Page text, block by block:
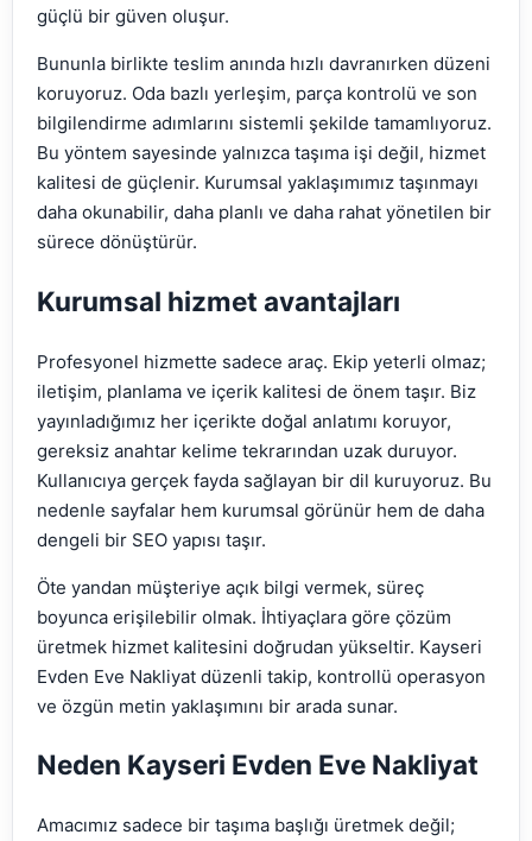
güçlü bir güven oluşur.
Bununla birlikte teslim anında hızlı davranırken düzeni
koruyoruz. Oda bazlı yerleşim, parça kontrolü ve son
bilgilendirme adımlarını sistemli şekilde tamamlıyoruz.
Bu yöntem sayesinde yalnızca taşıma işi değil, hizmet
kalitesi de güçlenir. Kurumsal yaklaşımımız taşınmayı
daha okunabilir, daha planlı ve daha rahat yönetilen bir
sürece dönüştürür.
Kurumsal hizmet avantajları
Profesyonel hizmette sadece araç. Ekip yeterli olmaz;
iletişim, planlama ve içerik kalitesi de önem taşır. Biz
yayınladığımız her içerikte doğal anlatımı koruyor,
gereksiz anahtar kelime tekrarından uzak duruyor.
Kullanıcıya gerçek fayda sağlayan bir dil kuruyoruz. Bu
nedenle sayfalar hem kurumsal görünür hem de daha
dengeli bir SEO yapısı taşır.
Öte yandan müşteriye açık bilgi vermek, süreç
boyunca erişilebilir olmak. İhtiyaçlara göre çözüm
üretmek hizmet kalitesini doğrudan yükseltir. Kayseri
Evden Eve Nakliyat düzenli takip, kontrollü operasyon
ve özgün metin yaklaşımını bir arada sunar.
Neden Kayseri Evden Eve Nakliyat
Amacımız sadece bir taşıma başlığı üretmek değil;